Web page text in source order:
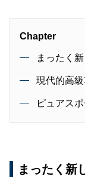
Chapter
まったく
現代的高
ピュアス
まったく新